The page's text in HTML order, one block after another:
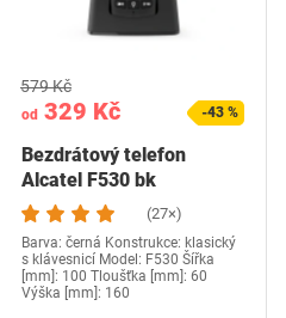
od 329 Kč
579 Kč
-43 %
Bezdrátový telefon
Alcatel F530 bk
(27×)
Barva: černá Konstrukce: klasický
s klávesnicí Model: F530 Šířka
[mm]: 100 Tloušťka [mm]: 60
Výška [mm]: 160